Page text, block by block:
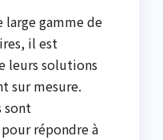
large gamme de
il est
leurs solutions
sur mesure.
sont
répondre à